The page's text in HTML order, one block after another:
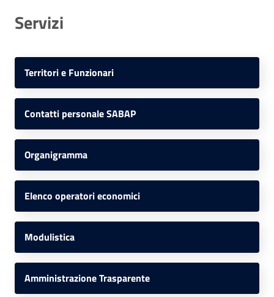
Servizi
Territori e Funzionari
Contatti personale SABAP
Organigramma
Elenco operatori economici
Modulistica
Amministrazione Trasparente